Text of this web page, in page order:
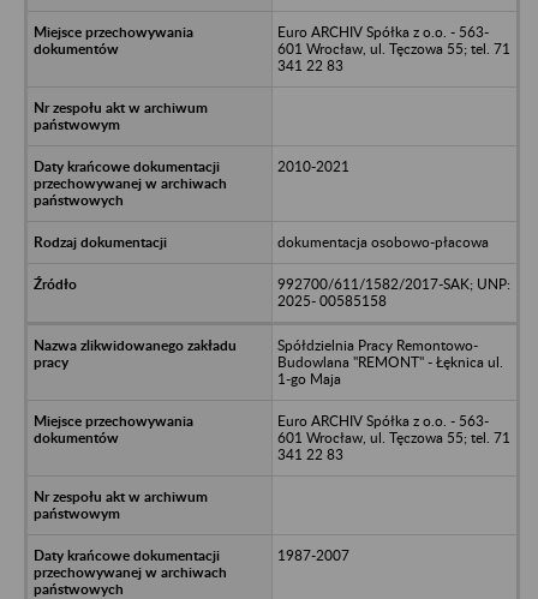
Euro ARCHIV Spółka z o.o. - 563-
601 Wrocław, ul. Tęczowa 55; tel. 71
341 22 83
2010-2021
dokumentacja osobowo-płacowa
992700/611/1582/2017-SAK; UNP:
2025- 00585158
Spółdzielnia Pracy Remontowo-
Budowlana "REMONT" - Łęknica ul.
1-go Maja
Euro ARCHIV Spółka z o.o. - 563-
601 Wrocław, ul. Tęczowa 55; tel. 71
341 22 83
1987-2007